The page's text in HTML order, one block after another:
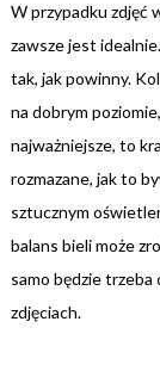
W przypadku zdjęć
zawsze jest
tak, jak powinny.
na dobrym
najważniejsze, to
rozmazane, jak to
sztucznym
balans bieli może
samo będzie trzeba
zdjęciach.